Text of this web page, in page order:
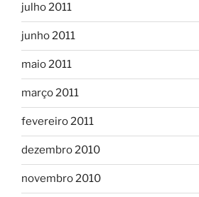
julho 2011
junho 2011
maio 2011
março 2011
fevereiro 2011
dezembro 2010
novembro 2010